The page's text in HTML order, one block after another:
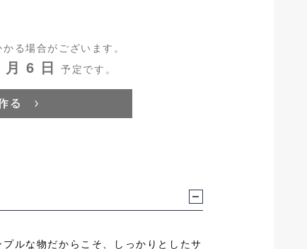
る場合がございます。
月 6 日予定です。
ルな物だからこそ、しっかりとしたサ